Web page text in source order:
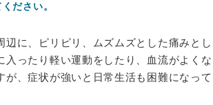
ださい。
辺に、ピリピリ、ムズムズとした痛みとし
ったり軽い運動をしたり、血流がよくな
、症状が強いと日常生活も困難になって